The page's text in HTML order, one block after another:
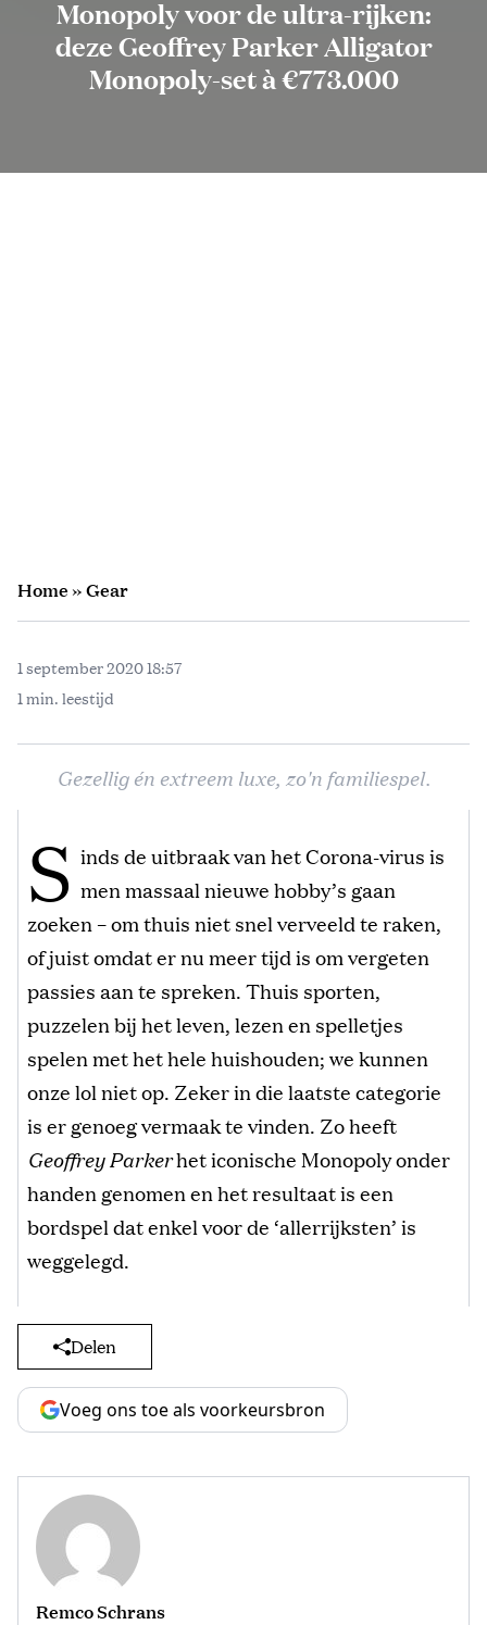
Monopoly voor de ultra-rijken:
deze Geoffrey Parker Alligator
Monopoly-set à €773.000
Home»Gear
1 september 2020 18:57
1 min. leestijd
Gezellig én extreem luxe, zo'n familiespel.
S inds de uitbraak van het Corona-virus is
men massaal nieuwe hobby’s gaan
zoeken – om thuis niet snel verveeld te raken,
of juist omdat er nu meer tijd is om vergeten
passies aan te spreken. Thuis sporten,
puzzelen bij het leven, lezen en spelletjes
spelen met het hele huishouden; we kunnen
onze lol niet op. Zeker in die laatste categorie
is er genoeg vermaak te vinden. Zo heeft
Geoffrey Parkerhet iconische Monopoly onder
handen genomen en het resultaat is een
bordspel dat enkel voor de ‘allerrijksten’ is
weggelegd.
Delen
Voeg ons toe als voorkeursbron
Remco Schrans